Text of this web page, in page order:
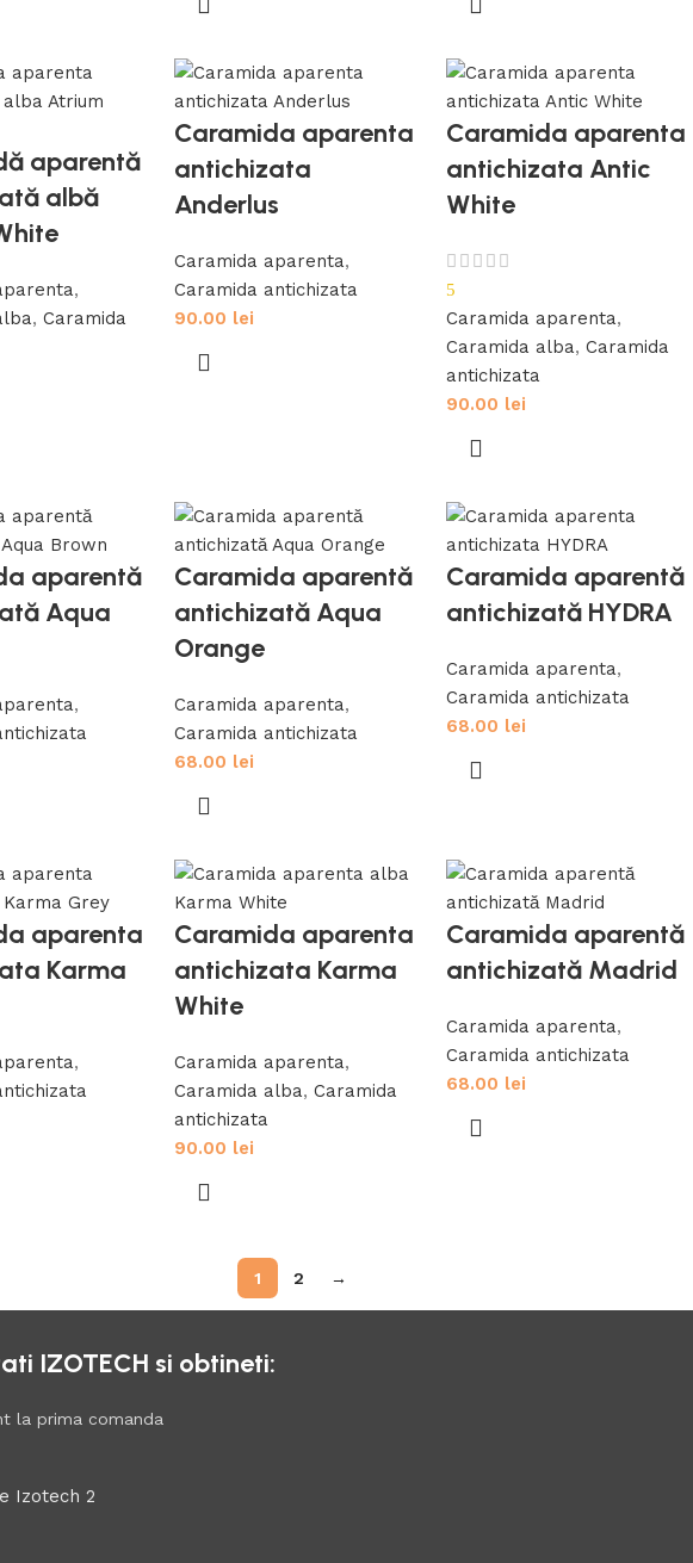
aparentă
albă
,
, Caramida
Caramida aparenta
antichizata
Anderlus
Caramida aparenta,
Caramida antichizata
90.00 lei
Caramida aparenta
antichizata Antic
White
5
Caramida aparenta,
Caramida alba, Caramida
antichizata
90.00 lei
aparentă
Aqua
,
Caramida aparentă
antichizată Aqua
Orange
Caramida aparenta,
Caramida antichizata
68.00 lei
Caramida aparentă
antichizată HYDRA
Caramida aparenta,
Caramida antichizata
68.00 lei
aparenta
Karma
,
Caramida aparenta
antichizata Karma
White
Caramida aparenta,
Caramida alba,Caramida
antichizata
90.00 lei
Caramida aparentă
antichizată Madrid
Caramida aparenta,
Caramida antichizata
68.00 lei
1 2 →
IZOTECH si obtineti:
la prima comanda